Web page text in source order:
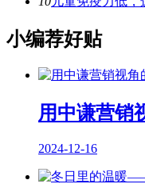
小编荐好贴
用中谦营销
2024-12-16